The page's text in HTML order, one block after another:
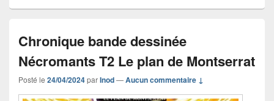
Chronique bande dessinée
Nécromants T2 Le plan de Montserrat
Posté le 24/04/2024parInod—Aucun commentaire ↓